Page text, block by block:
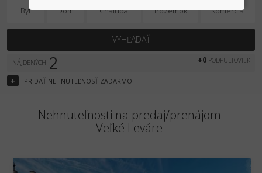
Byt Dom Chalupa Pozemok Komercia
VYHĽADAŤ
NÁJDENÝCH 2 +0 PODPULTOVIEK
+ PRIDAŤ NEHNUTEĽNOSŤ ZADARMO
Nehnuteľnosti na predaj/prenájom
Veľké Leváre